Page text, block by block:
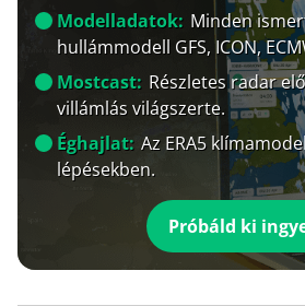
Modelladatok: Minden
hullámmodell GFS, ICON,
Mostcast: Részletes radar
villámlás világszerte.
Éghajlat: Az ERA5
lépésekben.
Próbáld ki